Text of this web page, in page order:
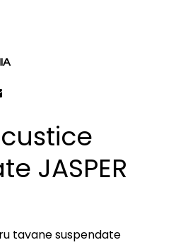
JASPER
tavane suspendate